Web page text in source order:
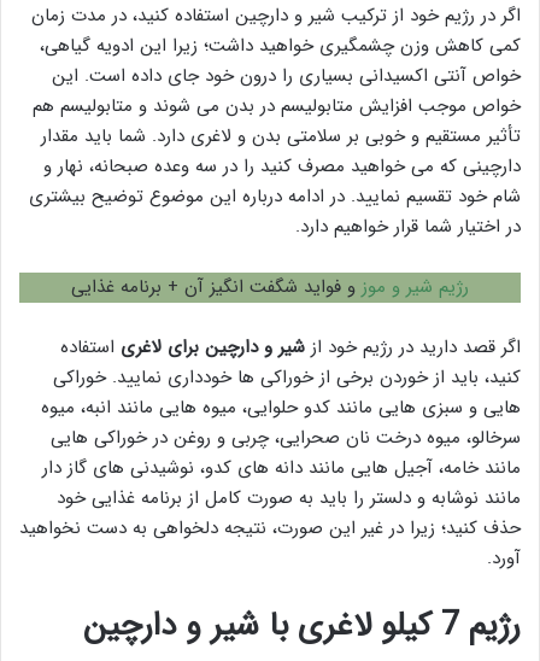
اگر در رژیم خود از ترکیب شیر و دارچین استفاده کنید، در مدت زمان
کمی کاهش وزن چشمگیری خواهید داشت؛ زیرا این ادویه گیاهی،
خواص آنتی اکسیدانی بسیاری را درون خود جای داده است. این
خواص موجب افزایش متابولیسم در بدن می شوند و متابولیسم هم
تأثیر مستقیم و خوبی بر سلامتی بدن و لاغری دارد. شما باید مقدار
دارچینی که می خواهید مصرف کنید را در سه وعده صبحانه، نهار و
شام خود تقسیم نمایید. در ادامه درباره این موضوع توضیح بیشتری
در اختیار شما قرار خواهیم دارد.
رژیم شیر و موز و فواید شگفت انگیز آن + برنامه غذایی
اگر قصد دارید در رژیم خود از شیر و دارچین برای لاغری استفاده
کنید، باید از خوردن برخی از خوراکی ها خودداری نمایید. خوراکی
هایی و سبزی هایی مانند کدو حلوایی، میوه هایی مانند انبه، میوه
سرخالو، میوه درخت نان صحرایی، چربی و روغن در خوراکی هایی
مانند خامه، آجیل هایی مانند دانه های کدو، نوشیدنی های گاز دار
مانند نوشابه و دلستر را باید به صورت کامل از برنامه غذایی خود
حذف کنید؛ زیرا در غیر این صورت، نتیجه دلخواهی به دست نخواهید
آورد.
رژیم 7 کیلو لاغری با شیر و دارچین